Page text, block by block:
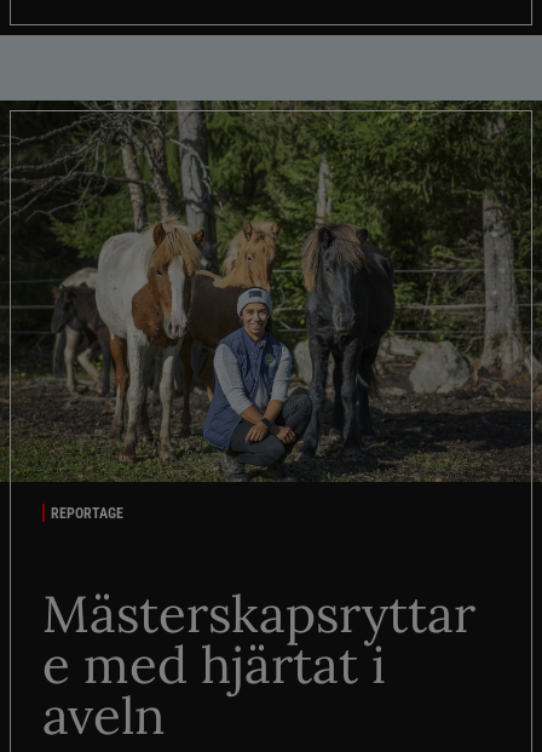
REPORTAGE
Mästerskapsryttar
e med hjärtat i
aveln